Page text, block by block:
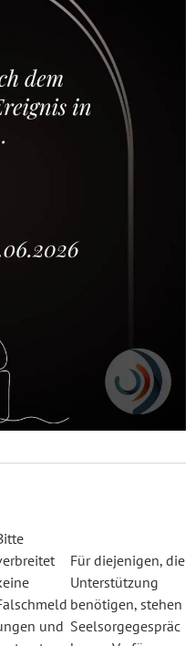
und
Für diejenigen, die
Unterstützung
benötigen, stehen
Seelsorgegespräc